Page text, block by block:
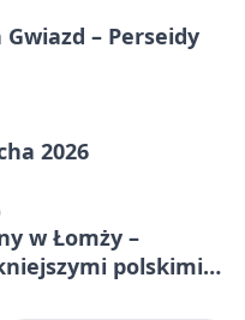
– Perseidy
2026
w Łomży –
polskimi